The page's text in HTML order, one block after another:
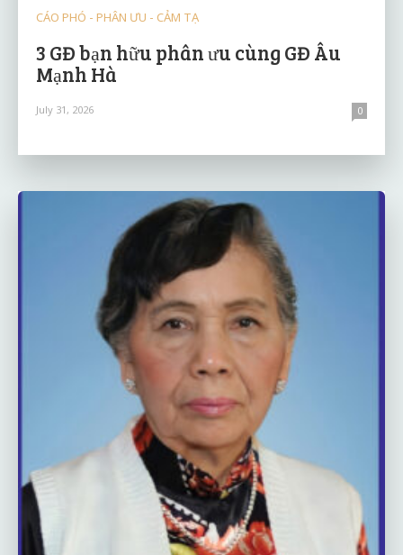
CÁO PHÓ - PHÂN ƯU - CẢM TẠ
3 GĐ bạn hữu phân ưu cùng GĐ Âu
Mạnh Hà
July 31, 2026 0